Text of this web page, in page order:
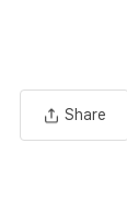
Share